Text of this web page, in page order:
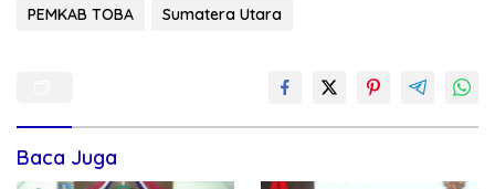
PEMKAB TOBA
Sumatera Utara
Baca Juga